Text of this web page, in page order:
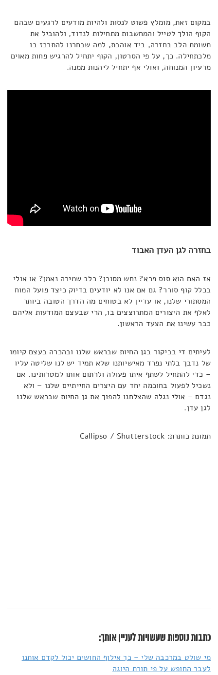
במקום זאת, מומלץ פשוט לנסות ולהיות מודעים לרגעים שבהם
הקוף הולך לטייל והמחשבות מתחילות לנדוד, ולהוביל את
תשומת הלב בחזרה, ביד אוהבת, למה שבחרנו להתרכז בו
מלכתחילה. כך, על פי הסרטון, הקוף יתחיל להרגיש פחות מאוים
מרעיון המנוחה, ואולי אף יתחיל ליהנות ממנה.
בחזרה לגן העדן האבוד
אז האם הוא סוס פרא? נחש מסוכן? כלב שמירה נאמן? או אולי
בכלל קוף סורר? גם אם אנו לא יודעים בדיוק כיצד פועל המוח
המסתורי שלנו, או עדיין לא בטוחים מה הדרך הטובה ביותר
לאלף את היצורים המתרוצצים בו, הרי שבעצם המודעות אליהם
כבר עשינו את הצעד הראשון.
לעיתים די בביקור בגן החיות שבראש שלנו ובהכרה בעצם קיומו
של נדבך בלתי נפרד מאישיותנו שלא תמיד יש לנו שליטה עליו
– כדי להתחיל לשתף איתו פעולה ולרתום אותו למטרותינו. אם
נשכיל לפעול בחוכמה יחד עם היצרים החייתיים שלנו – ולא
נגדם – אולי נגלה שהצלחנו להפוך את גן החיות שבראש שלנו
לגן עדן.
תמונת כותרת: Callipso / Shutterstock
כתבות נוספות שעשויות לעניין אותך:
מי שולט במרכבה שלי – כך אילוף החושים יכול לקדם אותנו
לעבר החופש על פי תורת היוגה